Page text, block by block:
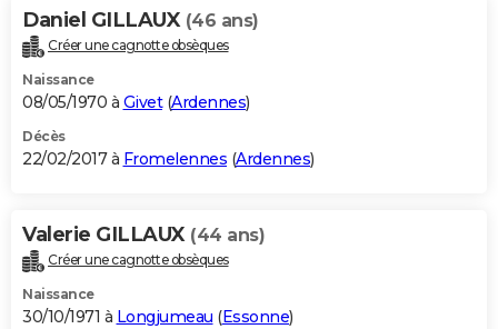
Daniel GILLAUX (46 ans)
Créer une cagnotte obsèques
Naissance
08/05/1970 à Givet(Ardennes)
Décès
22/02/2017 à Fromelennes (Ardennes)
Valerie GILLAUX (44 ans)
Créer une cagnotte obsèques
Naissance
30/10/1971 à Longjumeau (Essonne)